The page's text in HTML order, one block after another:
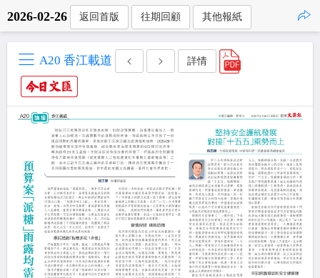
2026-02-26 返回首版 往期回顧 其他報紙
A20 香江載道 詳情
點擊複製